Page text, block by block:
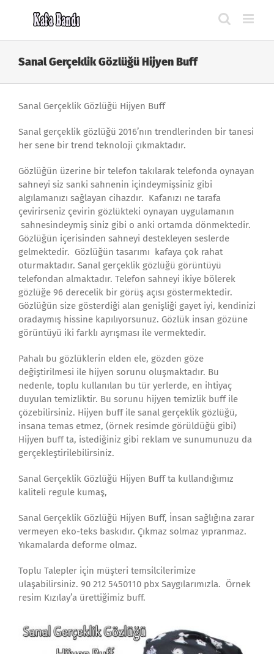
Sanal Gerçeklik Gözlüğü Hijyen Buff
Sanal Gerçeklik Gözlüğü Hijyen Buff
Sanal gerçeklik gözlüğü 2016’nın trendlerinden bir tanesi
her sene bir trend teknoloji çıkmaktadır.
Gözlüğün üzerine bir telefon takılarak telefonda oynayan
sahneyi siz sanki sahnenin içindeymişsiniz gibi
algılamanızı sağlayan cihazdır. Kafanızı ne tarafa
çevirirseniz çevirin gözlükteki oynayan uygulamanın
sahnesindeymiş siniz gibi o anki ortamda dönmektedir.
Gözlüğün içerisinden sahneyi destekleyen seslerde
gelmektedir. Gözlüğün tasarımı kafaya çok rahat
oturmaktadır. Sanal gerçeklik gözlüğü görüntüyü
telefondan almaktadır. Telefon sahneyi ikiye bölerek
gözlüğe 96 derecelik bir görüş açısı göstermektedir.
Gözlüğün size gösterdiği alan genişliği gayet iyi, kendinizi
oradaymış hissine kapılıyorsunuz. Gözlük insan gözüne
görüntüyü iki farklı ayrışması ile vermektedir.
Pahalı bu gözlüklerin elden ele, gözden göze
değiştirilmesi ile hijyen sorunu oluşmaktadır. Bu
nedenle, toplu kullanılan bu tür yerlerde, en ihtiyaç
duyulan temizliktir. Bu sorunu hijyen temizlik buff ile
çözebilirsiniz. Hijyen buff ile sanal gerçeklik gözlüğü,
insana temas etmez, (örnek resimde görüldüğü gibi)
Hijyen buff ta, istediğiniz gibi reklam ve sunumunuzu da
gerçekleştirilebilirsiniz.
Sanal Gerçeklik Gözlüğü Hijyen Buff ta kullandığımız
kaliteli regule kumaş,
Sanal Gerçeklik Gözlüğü Hijyen Buff, İnsan sağlığına zarar
vermeyen eko-teks baskıdır. Çıkmaz solmaz yıpranmaz.
Yıkamalarda deforme olmaz.
Toplu Talepler için müşteri temsilcilerimize
ulaşabilirsiniz. 90 212 5450110 pbx Saygılarımızla. Örnek
resim Kızılay’a ürettiğimiz buff.